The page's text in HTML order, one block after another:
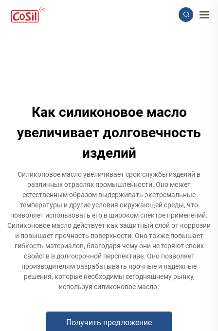
Как силиконовое масло
увеличивает долговечность
изделий
Силиконовое масло увеличивает срок службы изделий в
различных отраслях промышленности. Оно может
естественным образом выдерживать экстремальные
температуры и другие условия окружающей среды, что
позволяет использовать его в широком спектре применений.
Силиконовое масло действует как защитный слой от коррозии
и повышает прочность поверхности. Оно также повышает
гибкость материалов, благодаря чему они не теряют своих
свойств в долгосрочной перспективе. Оно позволяет
производителям разрабатывать прочные и надежные
решения, которые необходимы сегодняшнему рынку,
используя силиконовое масло.
Получить предложение